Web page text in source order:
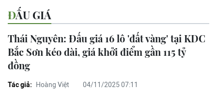
ĐẤU GIÁ
Thái Nguyên: Đấu giá 16 lô 'đất vàng' tại KDC
Bắc Sơn kéo dài, giá khởi điểm gần 115 tỷ
đồng
Tác giả: Hoàng Việt 04/11/2025 07:11